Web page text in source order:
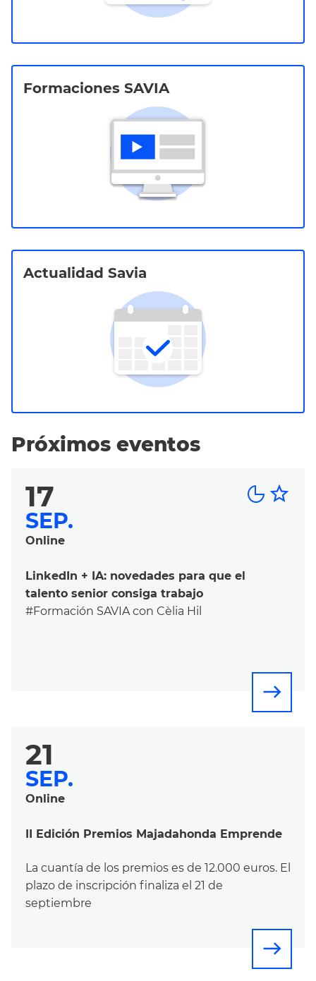
Formaciones SAVIA
Actualidad Savia
Próximos eventos
17
SEP.
Online
star_border
LinkedIn + IA: novedades para que el
talento senior consiga trabajo
#Formación SAVIA con Cèlia Hil
east
21
SEP.
Online
II Edición Premios Majadahonda Emprende
La cuantía de los premios es de 12.000 euros. El
plazo de inscripción finaliza el 21 de
septiembre
east